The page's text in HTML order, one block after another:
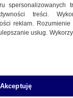
spersonalizowanych
treści.
reklam.
usług.
Akceptuję